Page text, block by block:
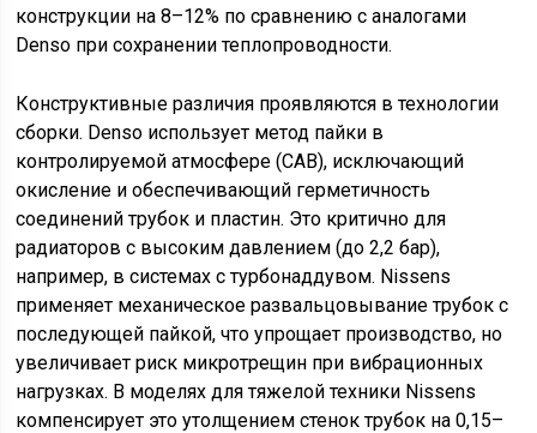
конструкции на 8–12% по сравнению с аналогами
Denso при сохранении теплопроводности.
Конструктивные различия проявляются в технологии
сборки. Denso использует метод пайки в
контролируемой атмосфере (CAB), исключающий
окисление и обеспечивающий герметичность
соединений трубок и пластин. Это критично для
радиаторов с высоким давлением (до 2,2 бар),
например, в системах с турбонаддувом. Nissens
применяет механическое развальцовывание трубок с
последующей пайкой, что упрощает производство, но
увеличивает риск микротрещин при вибрационных
нагрузках. В моделях для тяжелой техники Nissens
компенсирует это утолщением стенок трубок на 0,15–